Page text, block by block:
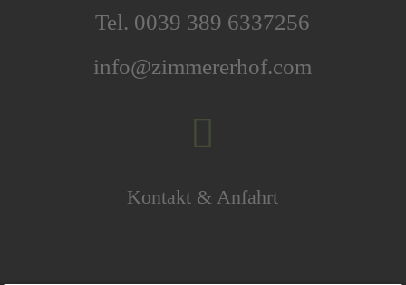
Tel. 0039 389 6337256
info@zimmererhof.com

Kontakt & Anfahrt